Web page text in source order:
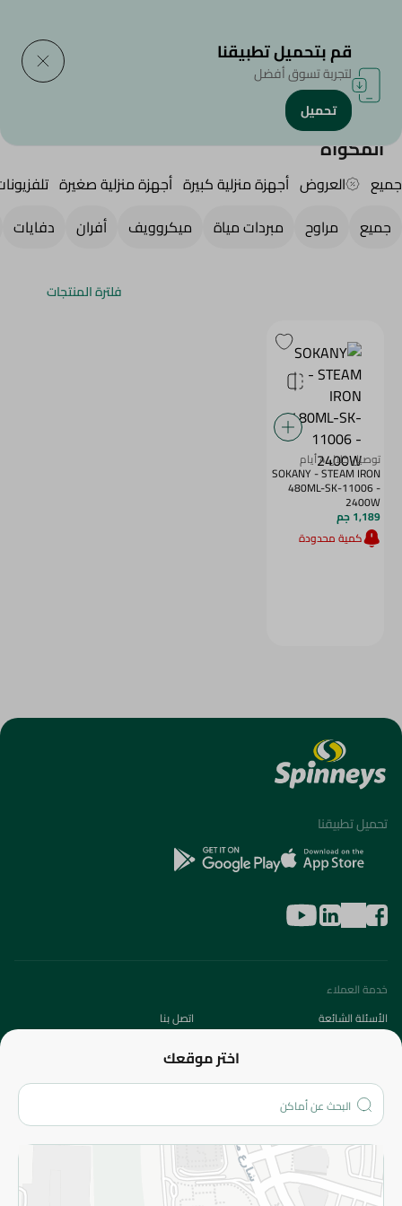
الرئيسية /الأجهزة المنزلية
المكواه
جميع العروض أجهزة منزلية كبيرة أجهزة منزلية صغيرة
جميع
مراوح مبردات مياة ميكروويف أفران دفايات
فلترة المنتجات
توصيل خلال 4 أيام
SOKANY - STEAM IRON
480ML-SK-11006 -
2400W
1,189 جم
كمية محدودة
قم بتحميل تطبيقنا
لتجربة تسوق أفضل
تحميل
اختر موقعك
تحميل تطبيقنا
خدمة العملاء
الأسئلة الشائعة
اتصل بنا
من نحن؟
الفروع
المزيد
الاسترجاع
سياسة الاستخدام
سياسة الخصوصية